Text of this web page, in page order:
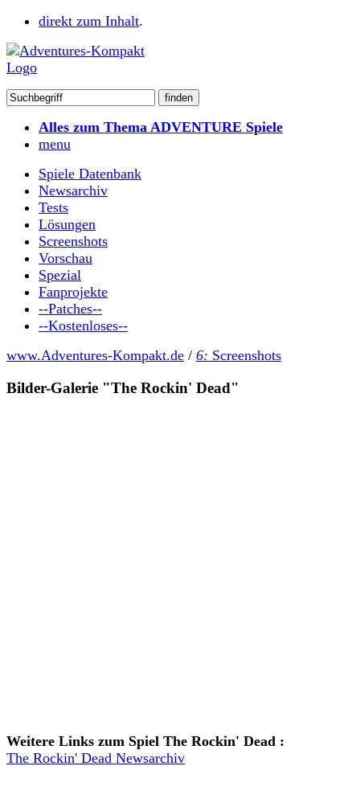
direkt zum Inhalt.
Alles zum Thema ADVENTURE Spiele
menu
Spiele Datenbank
Newsarchiv
Tests
Lösungen
Screenshots
Vorschau
Spezial
Fanprojekte
--Patches--
--Kostenloses--
www.Adventures-Kompakt.de / 6: Screenshots
Bilder-Galerie "The Rockin' Dead"
Weitere Links zum Spiel The Rockin' Dead :
The Rockin' Dead Newsarchiv